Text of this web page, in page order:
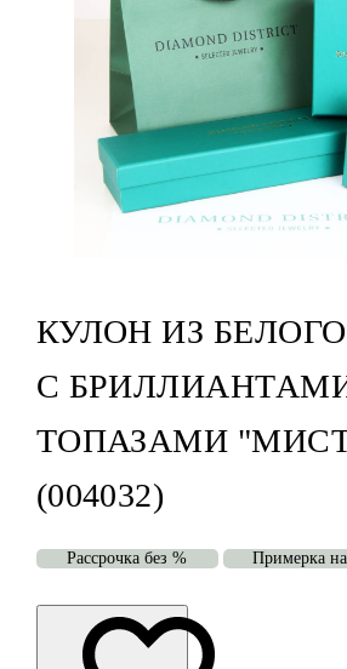
КУЛОН ИЗ
С
ТОПАЗАМИ
(004032)
Рассрочка без % Примерка